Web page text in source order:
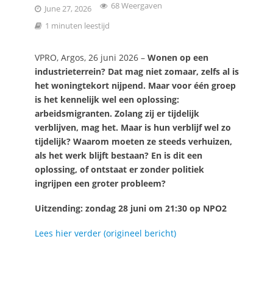
June 27, 2026
68 Weergaven
1 minuten leestijd
VPRO, Argos, 26 juni 2026 – Wonen op een
industrieterrein? Dat mag niet zomaar, zelfs al is
het woningtekort nijpend. Maar voor één groep
is het kennelijk wel een oplossing:
arbeidsmigranten. Zolang zij er tijdelijk
verblijven, mag het. Maar is hun verblijf wel zo
tijdelijk? Waarom moeten ze steeds verhuizen,
als het werk blijft bestaan? En is dit een
oplossing, of ontstaat er zonder politiek
ingrijpen een groter probleem?
Uitzending: zondag 28 juni om 21:30 op NPO2
Lees hier verder (origineel bericht)